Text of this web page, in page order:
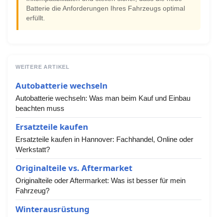
Batterie die Anforderungen Ihres Fahrzeugs optimal
erfüllt.
WEITERE ARTIKEL
Autobatterie wechseln
Autobatterie wechseln: Was man beim Kauf und Einbau
beachten muss
Ersatzteile kaufen
Ersatzteile kaufen in Hannover: Fachhandel, Online oder
Werkstatt?
Originalteile vs. Aftermarket
Originalteile oder Aftermarket: Was ist besser für mein
Fahrzeug?
Winterausrüstung